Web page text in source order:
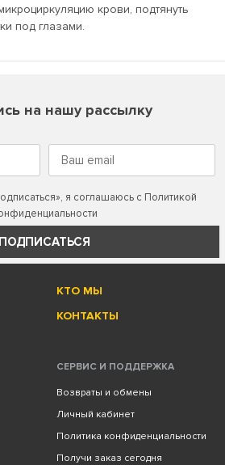
крови, подтянуть
под глазами.
на нашу рассылку
я соглашаюсь с Политикой
ПОДПИСАТЬСЯ
КТО МЫ
КОНТАКТЫ
СЕРВИС И ПОДДЕРЖКА
Возвраты и обмены
Личный кабинет
Политика конфиденциальности
Получи заказ сегодня